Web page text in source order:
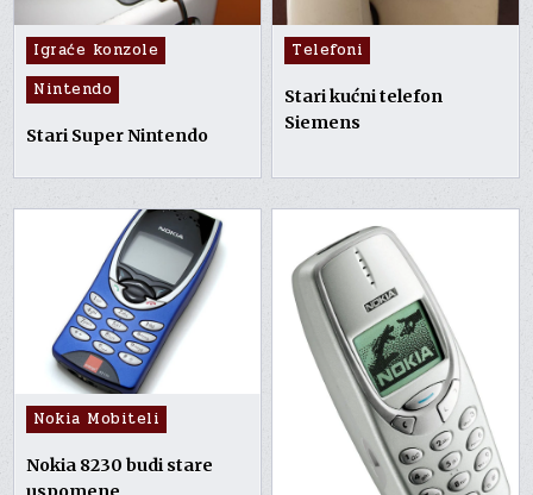
Posted
in
Igraće konzole
Nintendo
Stari Super Nintendo
Posted
in
Telefoni
Stari kućni telefon
Siemens
Posted
in
Nokia Mobiteli
Nokia 8230 budi stare